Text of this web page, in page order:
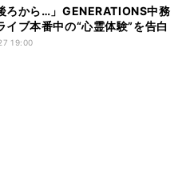
ろから…」GENERATIONS中務
イブ本番中の“心霊体験”を告白
19:00